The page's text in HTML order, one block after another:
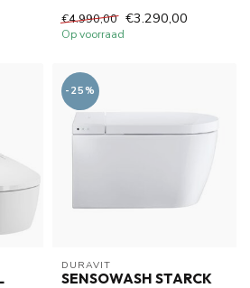
Sigma 20 mat witte drukp...
€4.990,00 €3.290,00
Op voorraad
-25%
DURAVIT
SENSOWASH STARCK